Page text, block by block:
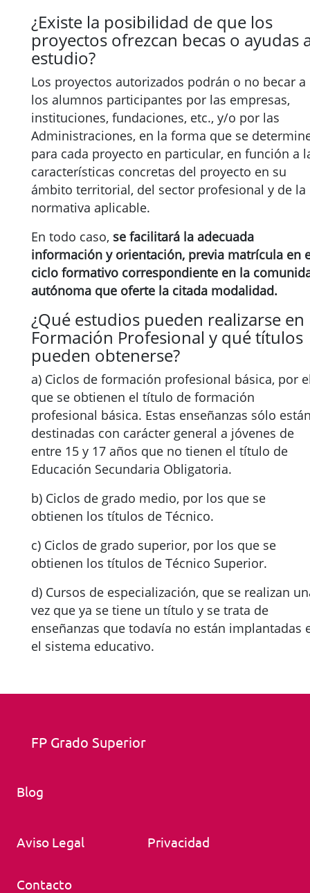
¿Existe la posibilidad de que los
proyectos ofrezcan becas o ayudas
estudio?
Los proyectos autorizados podrán o no becar a
los alumnos participantes por las empresas,
instituciones, fundaciones, etc., y/o por las
Administraciones, en la forma que se
para cada proyecto en particular, en función a
características concretas del proyecto en su
ámbito territorial, del sector profesional y de la
normativa aplicable.
En todo caso, se facilitará la adecuada
información y orientación, previa matrícula en
ciclo formativo correspondiente en la
autónoma que oferte la citada modalidad.
¿Qué estudios pueden realizarse en
Formación Profesional y qué títulos
pueden obtenerse?
a) Ciclos de formación profesional básica, por
que se obtienen el título de formación
profesional básica. Estas enseñanzas sólo
destinadas con carácter general a jóvenes de
entre 15 y 17 años que no tienen el título de
Educación Secundaria Obligatoria.
b) Ciclos de grado medio, por los que se
obtienen los títulos de Técnico.
c) Ciclos de grado superior, por los que se
obtienen los títulos de Técnico Superior.
d) Cursos de especialización, que se realizan
vez que ya se tiene un título y se trata de
enseñanzas que todavía no están implantadas
el sistema educativo.
FP Grado Superior
Blog
Aviso Legal Privacidad
Contacto